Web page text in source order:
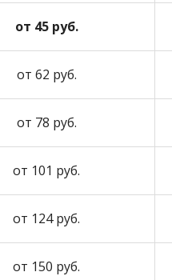
от 45 руб.
от 62 руб.
от 78 руб.
от 101 руб.
от 124 руб.
от 150 руб.